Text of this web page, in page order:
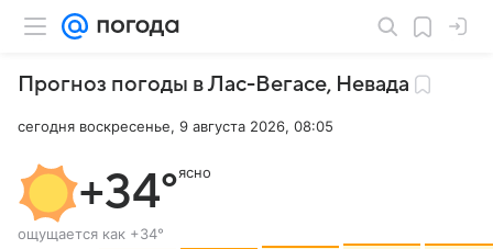
Прогноз погоды в Лас-Вегасе, Невада
сегодня воскресенье, 9 августа 2026, 08:05
+34°
ощущается как +34°
ясно